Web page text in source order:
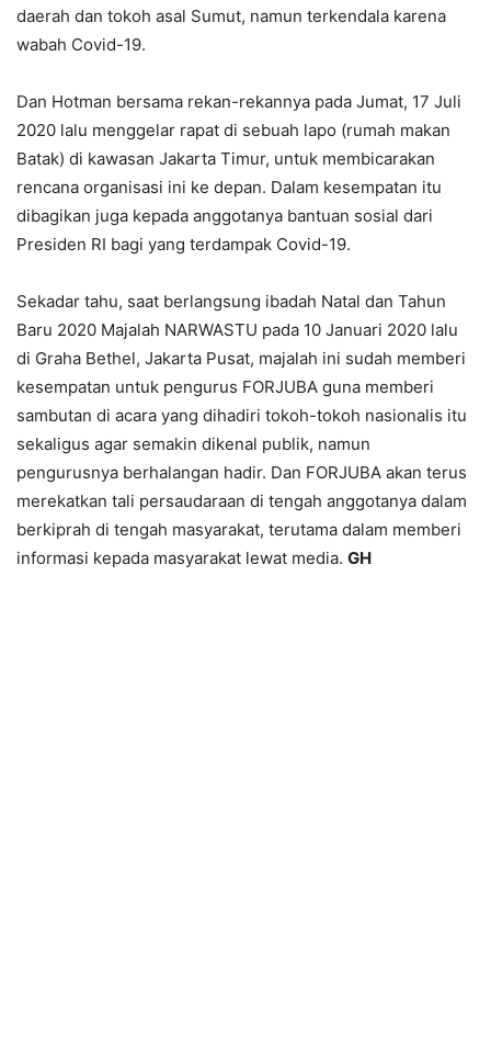
daerah dan tokoh asal Sumut, namun terkendala karena
wabah Covid-19.
Dan Hotman bersama rekan-rekannya pada Jumat, 17 Juli
2020 lalu menggelar rapat di sebuah lapo (rumah makan
Batak) di kawasan Jakarta Timur, untuk membicarakan
rencana organisasi ini ke depan. Dalam kesempatan itu
dibagikan juga kepada anggotanya bantuan sosial dari
Presiden RI bagi yang terdampak Covid-19.
Sekadar tahu, saat berlangsung ibadah Natal dan Tahun
Baru 2020 Majalah NARWASTU pada 10 Januari 2020 lalu
di Graha Bethel, Jakarta Pusat, majalah ini sudah memberi
kesempatan untuk pengurus FORJUBA guna memberi
sambutan di acara yang dihadiri tokoh-tokoh nasionalis itu
sekaligus agar semakin dikenal publik, namun
pengurusnya berhalangan hadir. Dan FORJUBA akan terus
merekatkan tali persaudaraan di tengah anggotanya dalam
berkiprah di tengah masyarakat, terutama dalam memberi
informasi kepada masyarakat lewat media. GH